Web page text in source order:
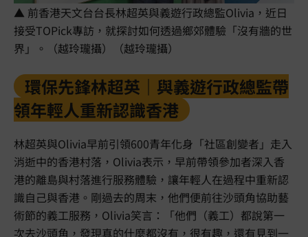
▲ 前香港天文台台長林超英與義遊行政總監Olivia，近日
接受TOPick專訪，就探討如何透過鄉郊體驗「沒有牆的世
界」。（越玲瓏攝）（越玲瓏攝）
環保先鋒林超英｜與義遊行政總監帶
領年輕人重新認識香港
林超英與Olivia早前引領600青年化身「社區創變者」走入
消逝中的香港村落，Olivia表示，早前帶領參加者深入香
港的離島與村落進行服務體驗，讓年輕人在過程中重新認
識自己與香港。剛過去的周末，他們便前往沙頭角協助藝
術節的義工服務，Olivia笑言：「他們（義工）都說第一
次去沙頭角，發現真的什麼都沒有，很有趣，還有見到一